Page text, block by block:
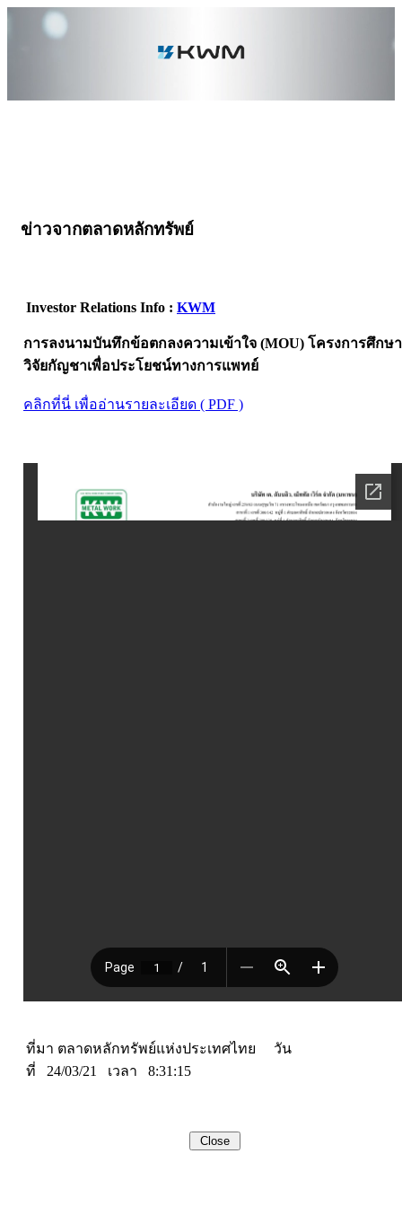
ข่าวจากตลาดหลักทรัพย์
Investor Relations Info : KWM
การลงนามบันทึกข้อตกลงความเข้าใจ (MOU) โครงการศึกษา
วิจัยกัญชาเพื่อประโยชน์ทางการแพทย์
คลิกที่นี่ เพื่ออ่านรายละเอียด ( PDF )
ที่มา ตลาดหลักทรัพย์แห่งประเทศไทย วัน
ที่ 24/03/21 เวลา 8:31:15